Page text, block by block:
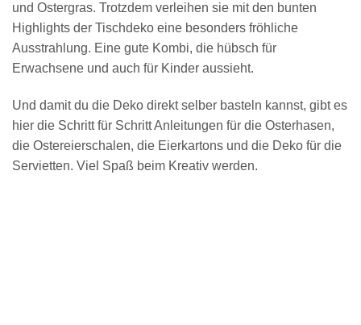
und Ostergras. Trotzdem verleihen sie mit den bunten
Highlights der Tischdeko eine besonders fröhliche
Ausstrahlung. Eine gute Kombi, die hübsch für
Erwachsene und auch für Kinder aussieht.
Und damit du die Deko direkt selber basteln kannst, gibt es
hier die Schritt für Schritt Anleitungen für die Osterhasen,
die Ostereierschalen, die Eierkartons und die Deko für die
Servietten. Viel Spaß beim Kreativ werden.